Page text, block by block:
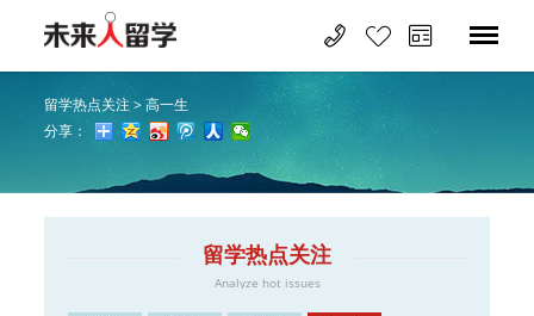
留学热点关注 >高一生
分享：
留学热点关注
Analyze hot issues